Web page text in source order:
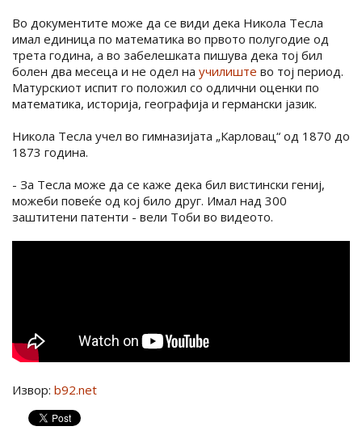
Во документите може да се види дека Никола Тесла
имал единица по математика во првото полугодие од
трета година, а во забелешката пишува дека тој бил
болен два месеца и не одел на училиште во тој период.
Матурскиот испит го положил со одлични оценки по
математика, историја, географија и германски јазик.
Никола Тесла учел во гимназијата „Карловац“ од 1870 до
1873 година.
- За Тесла може да се каже дека бил вистински гениј,
можеби повеќе од кој било друг. Имал над 300
заштитени патенти - вели Тоби во видеото.
Извор: b92.net